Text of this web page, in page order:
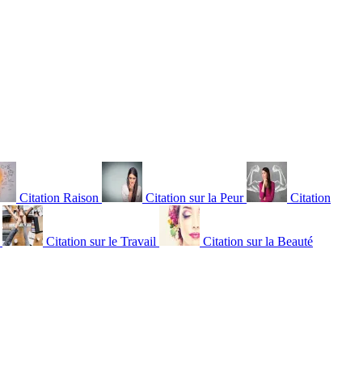
Citation Raison Citation sur la Peur Citation
Citation sur le Travail Citation sur la Beauté